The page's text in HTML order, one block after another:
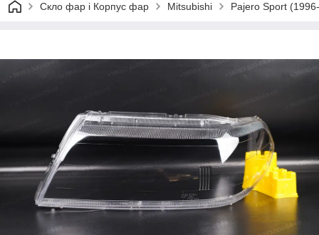
Скло фар і Корпус фар Mitsubishi Pajero Sport